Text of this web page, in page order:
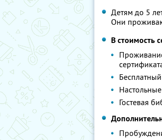
Детям до 5
Они
В стоимость
Гостевая